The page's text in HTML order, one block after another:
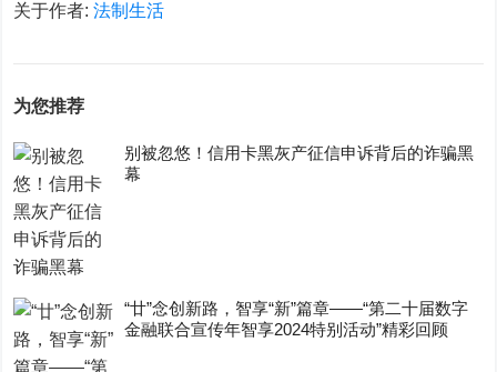
关于作者:法制生活
为您推荐
别被忽悠！信用卡黑灰产征信申诉背后的诈骗黑
幕
“廿”念创新路，智享“新”篇章——“第二十届数字
金融联合宣传年智享2024特别活动”精彩回顾